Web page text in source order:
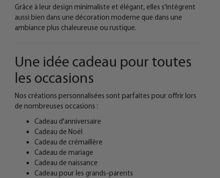
Grâce à leur design minimaliste et élégant, elles s'intègrent
aussi bien dans une décoration moderne que dans une
ambiance plus chaleureuse ou rustique.
Une idée cadeau pour toutes
les occasions
Nos créations personnalisées sont parfaites pour offrir lors
de nombreuses occasions :
Cadeau d'anniversaire
Cadeau de Noël
Cadeau de crémaillère
Cadeau de mariage
Cadeau de naissance
Cadeau pour les grands-parents